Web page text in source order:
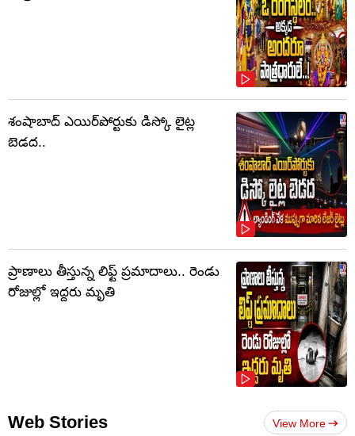
శంషాబాద్ ఎయిర్‌పోర్టుకు డిస్కో లైట్ల
బెడద..
ప్రాణాలు తీస్తున్న లిఫ్ట్‌ ప్రమాదాలు.. రెండు
రోజుల్లో ఇద్దరు మృతి
Web Stories View More